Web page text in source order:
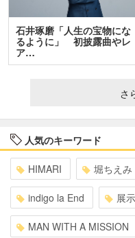
石井琢磨「人生の宝物にな
るように」 初披露曲やレ
ア…
さ
人気のキーワード
HIMARI 堀ちえみ
indigo la End 展
MAN WITH A MISSION